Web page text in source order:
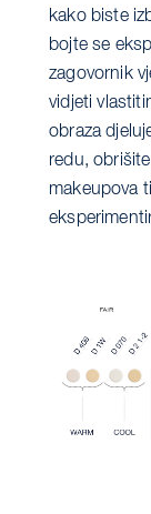
kako biste
bojte se
zagovornik
vidjeti
obraza
redu,
makeupova